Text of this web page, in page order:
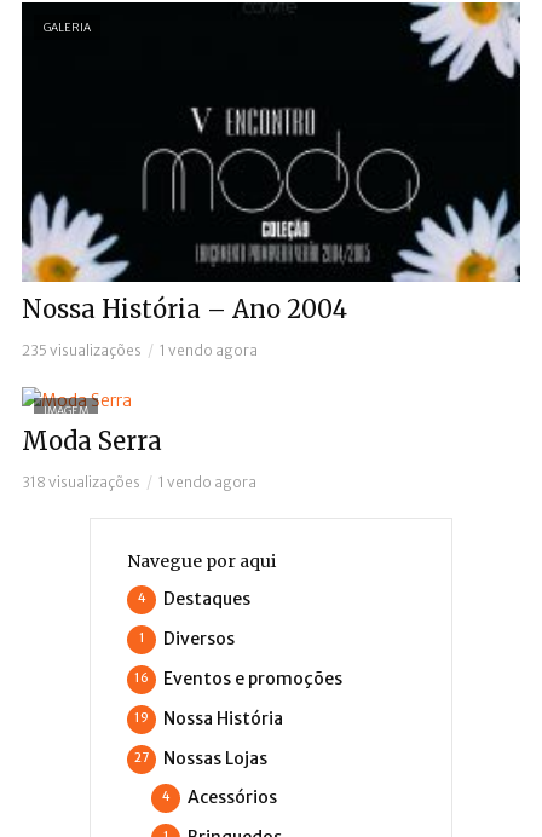
GALERIA
Nossa História – Ano 2004
235 visualizações 1 vendo agora
IMAGEM
Moda Serra
318 visualizações 1 vendo agora
Navegue por aqui
Destaques
4
Diversos
1
Eventos e promoções
16
Nossa História
19
Nossas Lojas
27
Acessórios
4